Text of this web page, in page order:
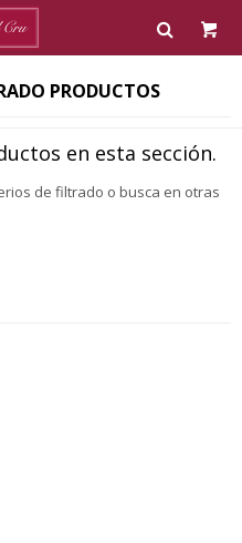
PRODUCTOS
en esta sección.
de filtrado o busca en otras